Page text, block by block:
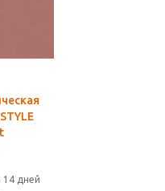
14 дней